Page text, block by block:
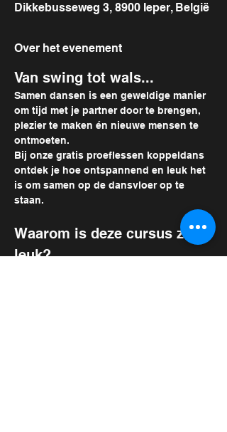
Dikkebusseweg 3, 8900 Ieper, België
Over het evenement
Van swing tot wals...
Samen dansen is een geweldige manier
om tijd met je partner door te brengen,
plezier te maken én nieuwe mensen te
ontmoeten.
Bij onze gratis proeflessen koppeldans
ontdek je hoe ontspannend en leuk het
is om samen op de dansvloer op te
staan.
Waarom is deze cursus zo
leuk?